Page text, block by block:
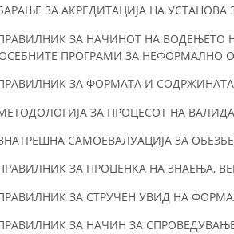
ЗА АКРЕДИТАЦИЈА НА
ЗА НАЧИНОТ НА ВОДЕЊЕТО
ПРОГРАМИ ЗА НЕФОРМАЛНО
ЗА ФОРМАТА И
ЗА ПРОЦЕСОТ НА
САМОЕВАЛУАЦИЈА ЗА
ЗА ПРОЦЕНКА НА ЗНАЕЊА,
ЗА СТРУЧЕН УВИД НА
ЗА НАЧИН ЗА